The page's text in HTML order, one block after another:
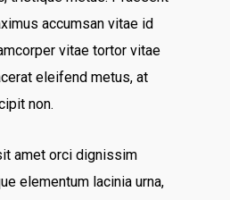
accumsan vitae id
vitae tortor vitae
eleifend metus, at
non.
amet orci dignissim
elementum lacinia urna,